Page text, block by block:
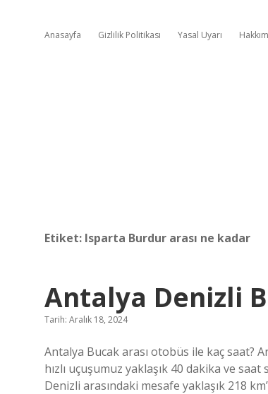
Anasayfa Gizlilik Politikası Yasal Uyarı
Etiket: Isparta Burdur arası ne kadar
Antalya Denizli
Tarih: Aralık 18, 2024
Antalya Bucak arası otobüs ile kaç saat?
hızlı uçuşumuz yaklaşık 40 dakika ve
Denizli arasındaki mesafe yaklaşık 218